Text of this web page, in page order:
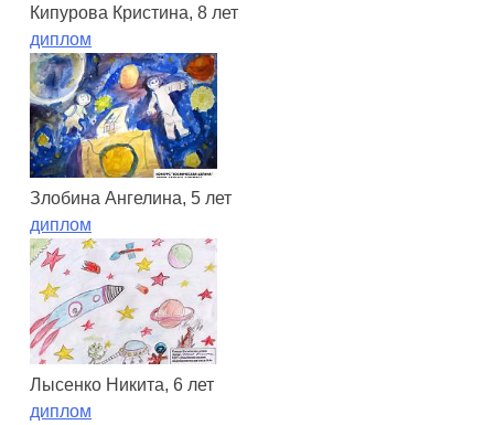
Кипурова Кристина, 8 лет
диплом
Злобина Ангелина, 5 лет
диплом
Лысенко Никита, 6 лет
диплом